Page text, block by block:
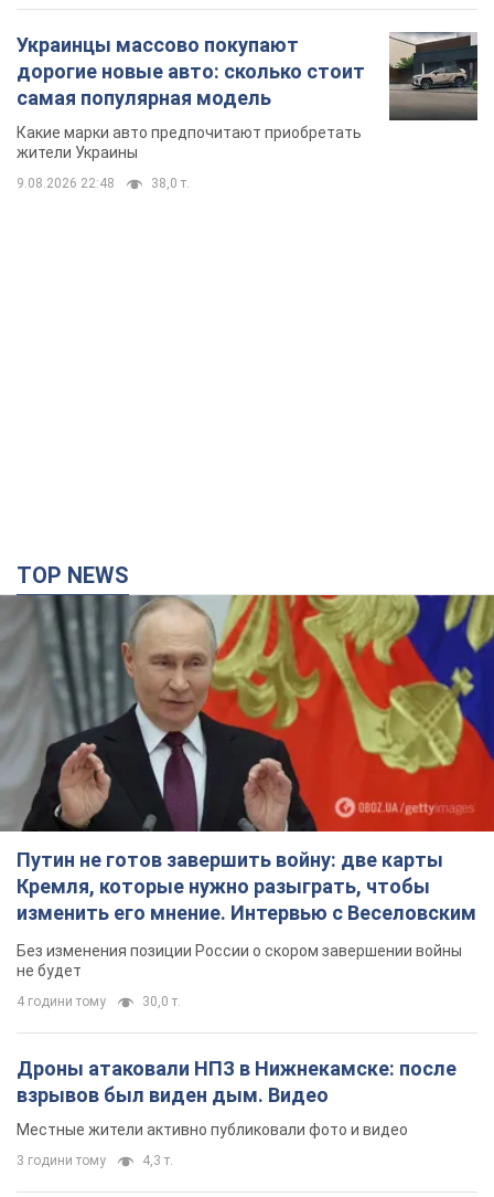
Украинцы массово покупают
дорогие новые авто: сколько стоит
самая популярная модель
Какие марки авто предпочитают приобретать
жители Украины
9.08.2026 22:48 38,0 т.
TOP NEWS
Путин не готов завершить войну: две карты
Кремля, которые нужно разыграть, чтобы
изменить его мнение. Интервью с Веселовским
Без изменения позиции России о скором завершении войны
не будет
4 години тому 30,0 т.
Дроны атаковали НПЗ в Нижнекамске: после
взрывов был виден дым. Видео
Местные жители активно публиковали фото и видео
3 години тому 4,3 т.